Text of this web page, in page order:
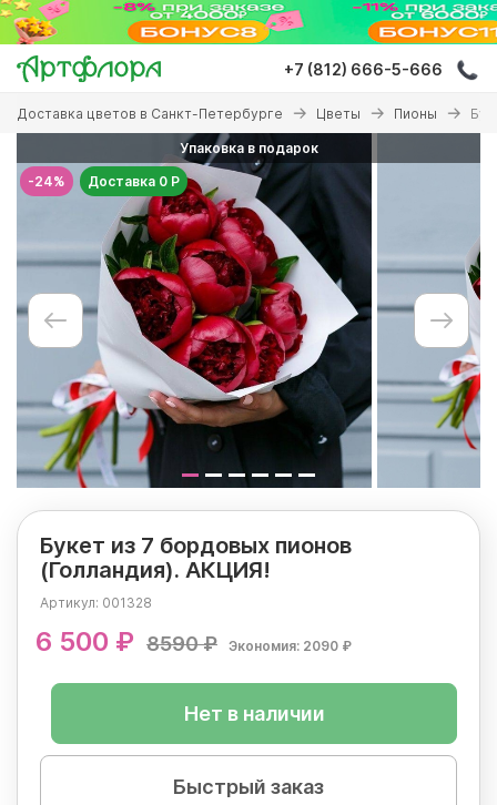
Перейти
основному
содержанию
+7 (812) 666-5-666
Вы
здесь
Доставка цветов в Санкт-Петербурге Цветы Пионы
-24%
Упаковка в подарок
Доставка 0 Р
Букет из 7 бордовых пионов
(Голландия). АКЦИЯ!
Артикул: 001328
6 500 ₽ 8590 ₽ Экономия: 2090 ₽
Нет в наличии
Быстрый заказ